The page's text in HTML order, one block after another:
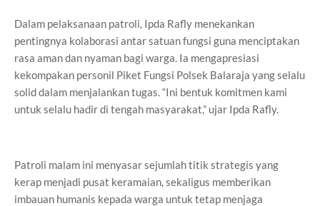
Dalam pelaksanaan patroli, Ipda Rafly menekankan
pentingnya kolaborasi antar satuan fungsi guna menciptakan
rasa aman dan nyaman bagi warga. Ia mengapresiasi
kekompakan personil Piket Fungsi Polsek Balaraja yang selalu
solid dalam menjalankan tugas. “Ini bentuk komitmen kami
untuk selalu hadir di tengah masyarakat,” ujar Ipda Rafly.
Patroli malam ini menyasar sejumlah titik strategis yang
kerap menjadi pusat keramaian, sekaligus memberikan
imbauan humanis kepada warga untuk tetap menjaga